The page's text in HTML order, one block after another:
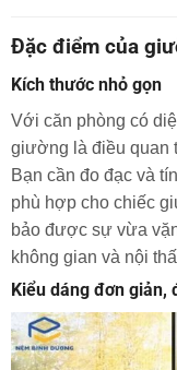
Đặc điểm của
Kích thước nhỏ gọn
Với căn phòng có
giường là điều quan
Bạn cần đo đạc và
phù hợp cho chiếc
bảo được sự vừa
không gian và nội
Kiểu dáng đơn giản,